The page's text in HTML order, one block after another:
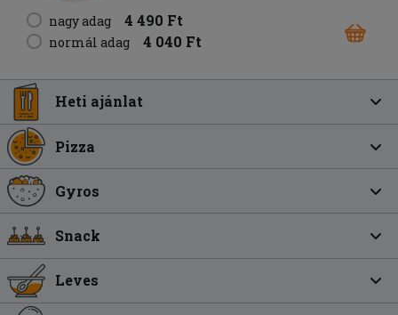
nagy adag 4 490 Ft
normál adag 4 040 Ft
Heti ajánlat
Pizza
Gyros
Snack
Leves